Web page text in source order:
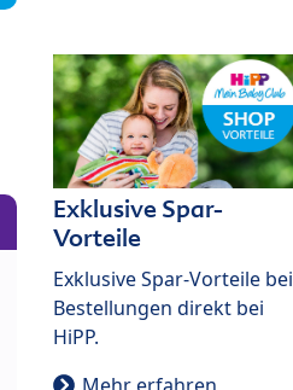
Exklusive Spar-
Vorteile
Exklusive Spar-Vorteile bei
Bestellungen direkt bei
HiPP.